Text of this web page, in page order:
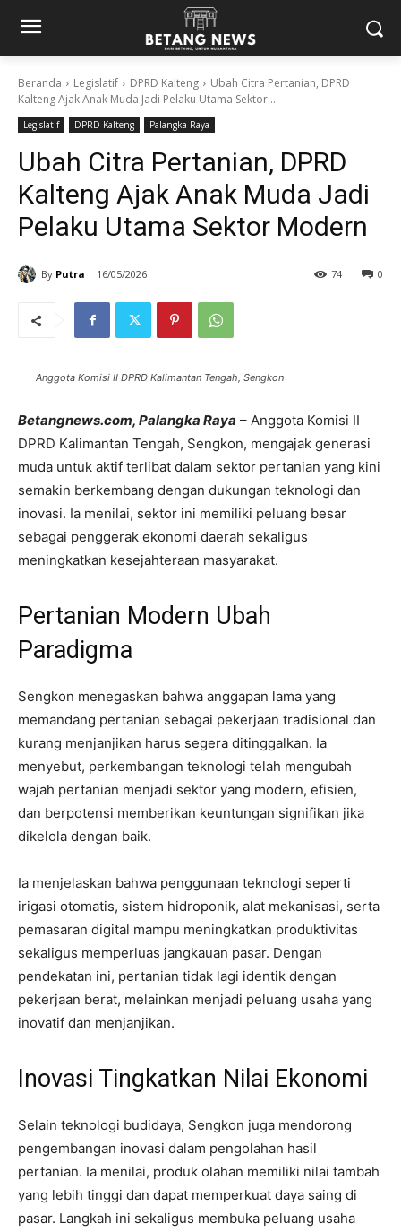
Beranda Legislatif DPRD Kalteng
Ubah Citra Pertanian, DPRD
Kalteng Ajak Anak Muda Jadi Pelaku Utama Sektor...
Legislatif DPRD Kalteng Palangka Raya
Ubah Citra Pertanian, DPRD
Kalteng Ajak Anak Muda Jadi
Pelaku Utama Sektor Modern
By Putra 16/05/2026 0
74
Anggota Komisi II DPRD Kalimantan Tengah, Sengkon
Betangnews.com, Palangka Raya – Anggota Komisi II
DPRD Kalimantan Tengah, Sengkon, mengajak generasi
muda untuk aktif terlibat dalam sektor pertanian yang kini
semakin berkembang dengan dukungan teknologi dan
inovasi. Ia menilai, sektor ini memiliki peluang besar
sebagai penggerak ekonomi daerah sekaligus
meningkatkan kesejahteraan masyarakat.
Pertanian Modern Ubah
Paradigma
Sengkon menegaskan bahwa anggapan lama yang
memandang pertanian sebagai pekerjaan tradisional dan
kurang menjanjikan harus segera ditinggalkan. Ia
menyebut, perkembangan teknologi telah mengubah
wajah pertanian menjadi sektor yang modern, efisien,
dan berpotensi memberikan keuntungan signifikan jika
dikelola dengan baik.
Ia menjelaskan bahwa penggunaan teknologi seperti
irigasi otomatis, sistem hidroponik, alat mekanisasi, serta
pemasaran digital mampu meningkatkan produktivitas
sekaligus memperluas jangkauan pasar. Dengan
pendekatan ini, pertanian tidak lagi identik dengan
pekerjaan berat, melainkan menjadi peluang usaha yang
inovatif dan menjanjikan.
Inovasi Tingkatkan Nilai Ekonomi
Selain teknologi budidaya, Sengkon juga mendorong
pengembangan inovasi dalam pengolahan hasil
pertanian. Ia menilai, produk olahan memiliki nilai tambah
yang lebih tinggi dan dapat memperkuat daya saing di
pasar. Langkah ini sekaligus membuka peluang usaha